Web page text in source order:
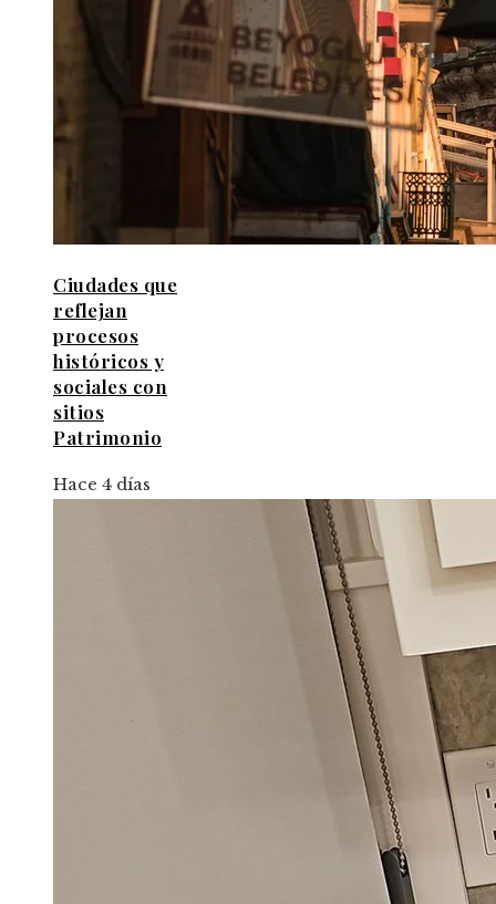
Ciudades que
reflejan
procesos
históricos y
sociales con
sitios
Patrimonio
Hace 4 días